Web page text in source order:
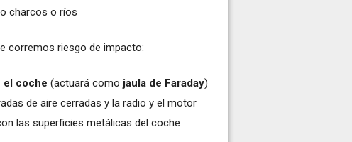
charcos o ríos
corremos riesgo de impacto:
el coche (actuará como jaula de Faraday)
de aire cerradas y la radio y el motor
las superficies metálicas del coche